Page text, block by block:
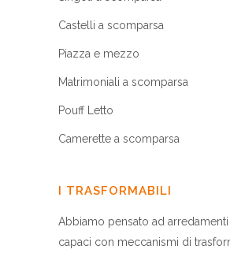
Castelli a scomparsa
Piazza e mezzo
Matrimoniali a scomparsa
Pouff Letto
Camerette a scomparsa
I TRASFORMABILI
Abbiamo pensato ad arredamenti
capaci con meccanismi di